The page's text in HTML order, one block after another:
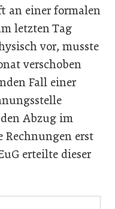
an einer formalen
letzten Tag
vor, musste
verschoben
Fall einer
Abzug im
Rechnungen erst
erteilte dieser